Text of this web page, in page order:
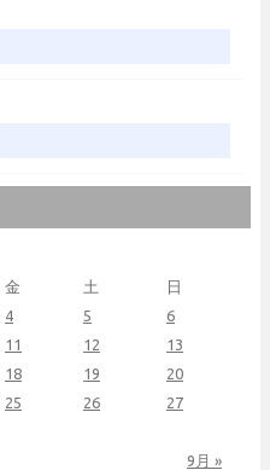
金 土 日
9月 »
4 5
6
11 12
13
18 19
20
25 26
27